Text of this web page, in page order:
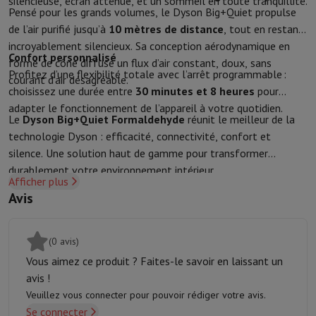
ProtectionHousse iPhoneHousse SamsungHousse Universelle
RechargerPowerbank ChargeurChargeurs de voitureChargeurs
Accessoires TéléphonieCarte MémoireCâbleSupport Voiture
Terminaux de paiementSumUp
GSMTous les GSMGSM Emporia GSM Nokia
Téléphonie fixeTous les Téléphones FixesTéléphones Gigaset
Système de navigationNavigation VoitureAvertisseur de radar
DiversTalkie Walkie Imprimantes photo mobiles
Ordinateur & Tablette
Ordinateur PortableOrdinateur PortableOrdinateur ultra-
Ordinateur de Bureau
PC Gaming
Imprimante & Scanner
RéseauFRITZ! Caméras de surveillance
PériphériqueÉcran PCClavier SourisCasques PCProjecteurWebcam
Mémoire & Stockage
LogicielSystème d'exploitation (OS)Autres
Pensé pour les grands volumes, le Dyson Big+Quiet propulse
de l’air purifié jusqu’à 10 mètres de distance, tout en restant
incroyablement silencieux. Sa conception aérodynamique en
forme de cône diffuse un flux d’air constant, doux, sans
courant d’air désagréable.
Confort personnalisé
Profitez d’une flexibilité totale avec l’arrêt programmable :
choisissez une durée entre 30 minutes et 8 heures pour
adapter le fonctionnement de l’appareil à votre quotidien.
Le Dyson Big+Quiet Formaldehyde réunit le meilleur de la
technologie Dyson : efficacité, connectivité, confort et
silence. Une solution haut de gamme pour transformer
durablement votre environnement intérieur.
Afficher plus
Avis
(0 avis)
Vous aimez ce produit ? Faites-le savoir en laissant un
avis !
Veuillez vous connecter pour pouvoir rédiger votre avis.
Se connecter